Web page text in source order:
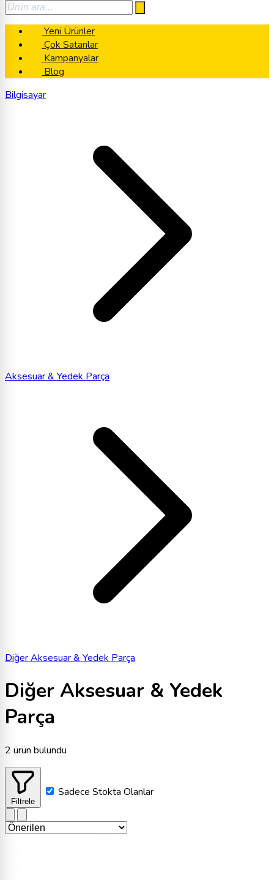
Yeni Ürünler
Çok Satanlar
Kampanyalar
Blog
Bilgisayar
Aksesuar & Yedek Parça
Diğer Aksesuar & Yedek Parça
Diğer Aksesuar & Yedek
Parça
2 ürün bulundu
Filtrele
Sadece Stokta Olanlar